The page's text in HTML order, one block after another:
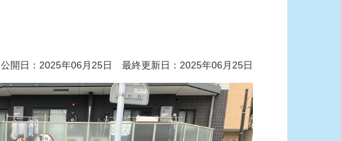
公開日：2025年06月25日 最終更新日：2025年06月25日